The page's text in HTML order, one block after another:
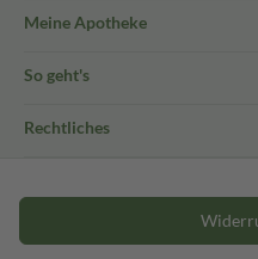
Meine Apotheke
So geht's
Rechtliches